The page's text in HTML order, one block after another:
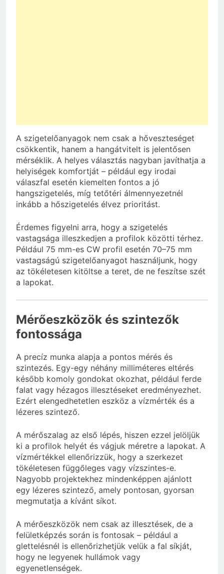
A szigetelőanyagok nem csak a hőveszteséget
csökkentik, hanem a hangátvitelt is jelentősen
mérséklik. A helyes választás nagyban javíthatja a
helyiségek komfortját – például egy irodai
válaszfal esetén kiemelten fontos a jó
hangszigetelés, míg tetőtéri álmennyezetnél
inkább a hőszigetelés élvez prioritást.
Érdemes figyelni arra, hogy a szigetelés
vastagsága illeszkedjen a profilok közötti térhez.
Például 75 mm-es CW profil esetén 70–75 mm
vastagságú szigetelőanyagot használjunk, hogy
az tökéletesen kitöltse a teret, de ne feszítse szét
a lapokat.
Mérőeszközök és szintezők
fontossága
A precíz munka alapja a pontos mérés és
szintezés. Egy-egy néhány milliméteres eltérés
később komoly gondokat okozhat, például ferde
falat vagy hézagos illesztéseket eredményezhet.
Ezért elengedhetetlen eszköz a vízmérték és a
lézeres szintező.
A mérőszalag az első lépés, hiszen ezzel jelöljük
ki a profilok helyét és vágjuk méretre a lapokat. A
vízmértékkel ellenőrizzük, hogy a szerkezet
tökéletesen függőleges vagy vízszintes-e.
Nagyobb projektekhez mindenképpen ajánlott
egy lézeres szintező, amely pontosan, gyorsan
megmutatja a kívánt síkot.
A mérőeszközök nem csak az illesztések, de a
felületképzés során is fontosak – például a
glettelésnél is ellenőrizhetjük velük a fal síkját,
hogy ne legyenek hullámok vagy
egyenetlenségek.